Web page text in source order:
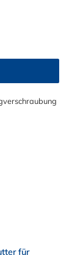
ist auch in
4" NPT
und
und
Kupplungen
für